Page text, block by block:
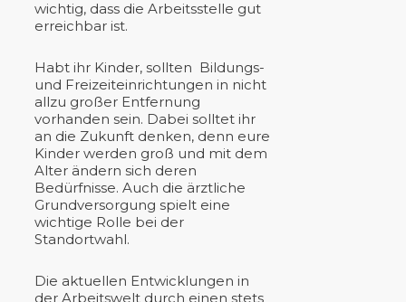
wichtig, dass die Arbeitsstelle gut
erreichbar ist.
Habt ihr Kinder, sollten Bildungs-
und Freizeiteinrichtungen in nicht
allzu großer Entfernung
vorhanden sein. Dabei solltet ihr
an die Zukunft denken, denn eure
Kinder werden groß und mit dem
Alter ändern sich deren
Bedürfnisse. Auch die ärztliche
Grundversorgung spielt eine
wichtige Rolle bei der
Standortwahl.
Die aktuellen Entwicklungen in
der Arbeitswelt durch einen stets